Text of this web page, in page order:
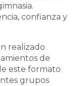
confianza y
realizado
de
este formato
grupos